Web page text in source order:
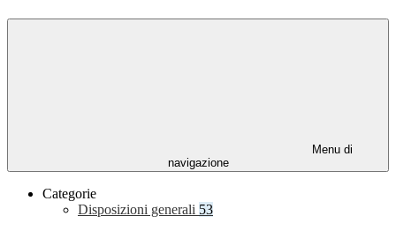
Menu di
navigazione
Categorie
Disposizioni generali 53